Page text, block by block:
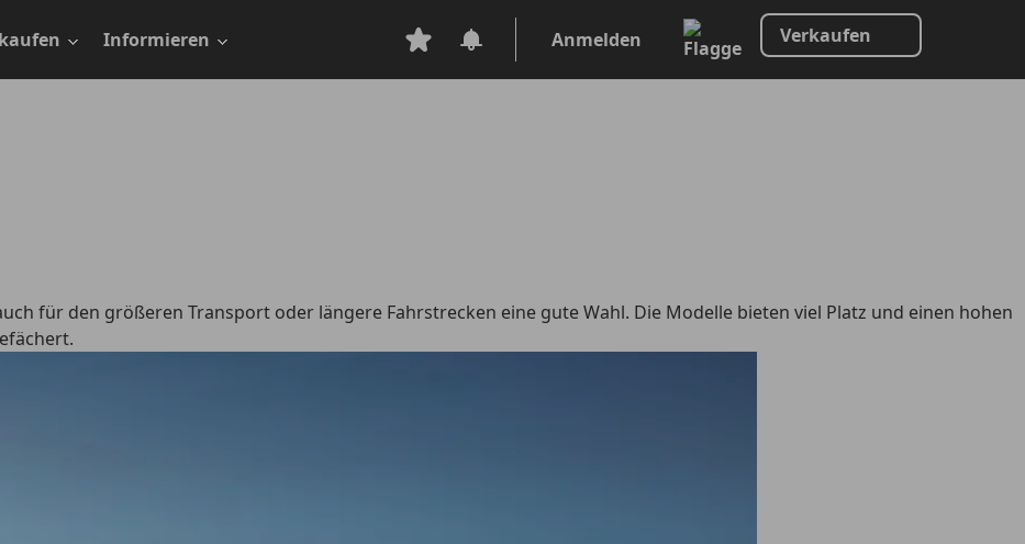
Informieren Anmelden Verkaufen
für den größeren Transport oder längere Fahrstrecken eine gute Wahl. Die Modelle bieten viel Platz und einen hohen